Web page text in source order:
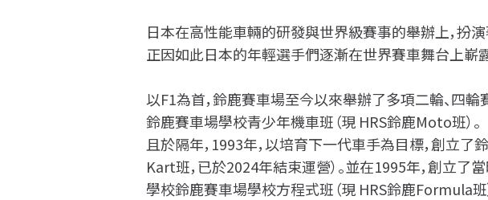
日本在高性能車輛的研發與世界級賽事的舉辦上，扮演
正因如此日本的年輕選手們逐漸在世界賽車舞台上嶄
以F1為首，鈴鹿賽車場至今以來舉辦了多項二輪、四輪
鈴鹿賽車場學校青少年機車班（現 HRS鈴鹿Moto班）。
且於隔年，1993年，以培育下一代車手為目標，創立了
Kart班，已於2024年結束運營）。並在1995年，創立
學校鈴鹿賽車場學校方程式班（現 HRS鈴鹿Formula班